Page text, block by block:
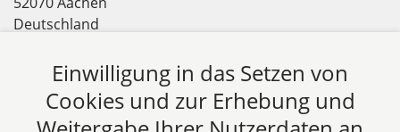
Deutschland
Fax: +49 241 94621-111
kanzlei@dhk-law.com
Einwilligung in das Setzen von
Cookies und zur Erhebung und